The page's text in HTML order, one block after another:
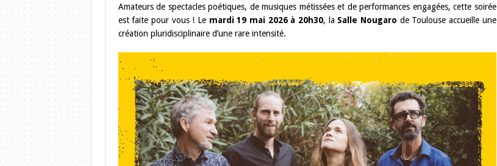
Amateurs de spectacles poétiques, de musiques métissées et de performances engagées, cette soirée
est faite pour vous ! Le mardi 19 mai 2026 à 20h30, la Salle Nougaro de Toulouse accueille une
création pluridisciplinaire d’une rare intensité.